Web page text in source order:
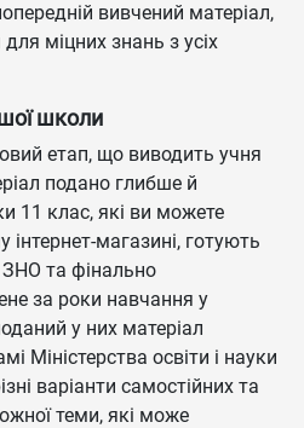
вивчений матеріал,
міцних знань з усіх
школи
етап, що виводить учня
подано глибше й
11 клас, які ви можете
магазині, готують
та фінально
за роки навчання у
у них матеріал
Міністерства освіти і науки
варіанти самостійних та
теми, які може